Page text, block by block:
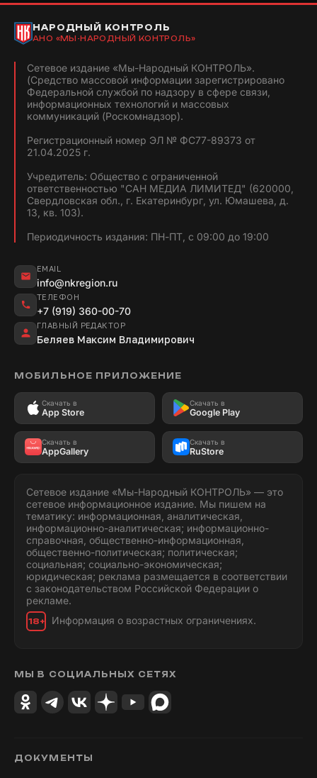
НАРОДНЫЙ КОНТРОЛЬ
АНО «МЫ-НАРОДНЫЙ КОНТРОЛЬ»
Сетевое издание «Мы-Народный КОНТРОЛЬ».
(Средство массовой информации зарегистрировано
Федеральной службой по надзору в сфере связи,
информационных технологий и массовых
коммуникаций (Роскомнадзор).
Регистрационный номер ЭЛ № ФС77-89373 от
21.04.2025 г.
Учредитель: Общество с ограниченной
ответственностью "САН МЕДИА ЛИМИТЕД" (620000,
Свердловская обл., г. Екатеринбург, ул. Юмашева, д.
13, кв. 103).
Периодичность издания: ПН-ПТ, с 09:00 до 19:00
EMAIL
info@nkregion.ru
ТЕЛЕФОН
+7 (919) 360-00-70
ГЛАВНЫЙ РЕДАКТОР
Беляев Максим Владимирович
МОБИЛЬНОЕ ПРИЛОЖЕНИЕ
Скачать в
App Store
Скачать в
Google Play
Скачать в
AppGallery
Скачать в
RuStore
Сетевое издание «Мы-Народный КОНТРОЛЬ» — это
сетевое информационное издание. Мы пишем на
тематику: информационная, аналитическая,
информационно-аналитическая; информационно-
справочная, общественно-информационная,
общественно-политическая; политическая;
социальная; социально-экономическая;
юридическая; реклама размещается в соответствии
с законодательством Российской Федерации о
рекламе.
18+ Информация о возрастных ограничениях.
МЫ В СОЦИАЛЬНЫХ СЕТЯХ
ДОКУМЕНТЫ